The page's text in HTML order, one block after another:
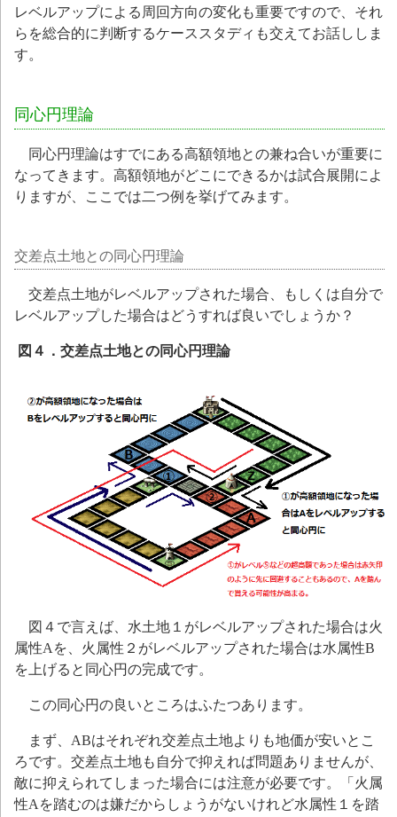
レベルアップによる周回方向の変化も重要ですので、それ
らを総合的に判断するケーススタディも交えてお話ししま
す。
同心円理論
同心円理論はすでにある高額領地との兼ね合いが重要に
なってきます。高額領地がどこにできるかは試合展開によ
りますが、ここでは二つ例を挙げてみます。
交差点土地との同心円理論
交差点土地がレベルアップされた場合、もしくは自分で
レベルアップした場合はどうすれば良いでしょうか？
図４．交差点土地との同心円理論
図４で言えば、水土地１がレベルアップされた場合は火
属性Aを、火属性２がレベルアップされた場合は水属性B
を上げると同心円の完成です。
この同心円の良いところはふたつあります。
まず、ABはそれぞれ交差点土地よりも地価が安いとこ
ろです。交差点土地も自分で抑えれば問題ありませんが、
敵に抑えられてしまった場合には注意が必要です。「火属
性Aを踏むのは嫌だからしょうがないけれど水属性１を踏